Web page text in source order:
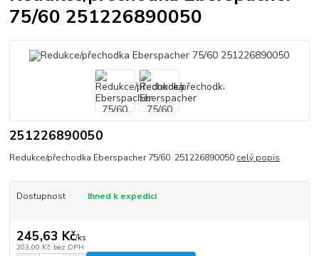
75/60 251226890050
251226890050
Redukce/přechodka Eberspacher 75/60 251226890050 celý popis
Dostupnost Ihned k expedici
245,63 Kč/ks
203,00 Kč bez DPH